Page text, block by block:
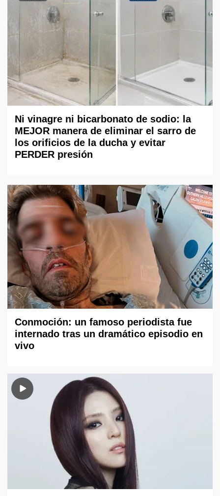
Ni vinagre ni bicarbonato de sodio: la
MEJOR manera de eliminar el sarro de
los orificios de la ducha y evitar
PERDER presión
Conmoción: un famoso periodista fue
internado tras un dramático episodio en
vivo